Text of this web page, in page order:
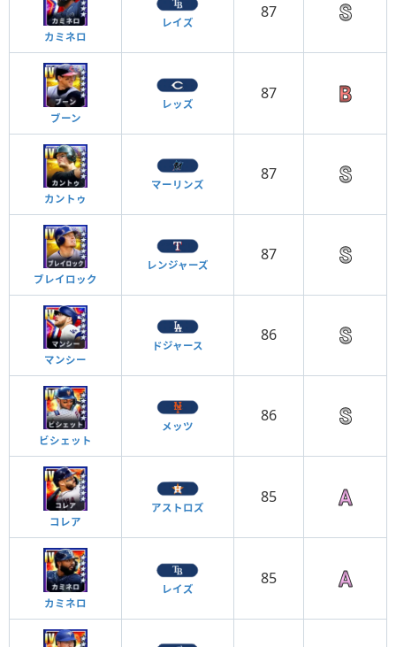
カミネロ
レイズ
87
ブーン
レッズ
87
カントゥ
マーリンズ
87
ブレイロック
レンジャーズ
87
マンシー
ドジャース
86
ビシェット
メッツ
86
コレア
アストロズ
85
カミネロ
レイズ
85